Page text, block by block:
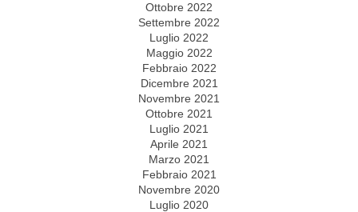
Ottobre 2022
Settembre 2022
Luglio 2022
Maggio 2022
Febbraio 2022
Dicembre 2021
Novembre 2021
Ottobre 2021
Luglio 2021
Aprile 2021
Marzo 2021
Febbraio 2021
Novembre 2020
Luglio 2020